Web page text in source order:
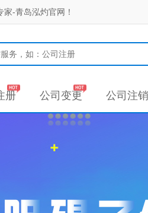
-青岛泓灼官网！
册 公司变更 公司注销